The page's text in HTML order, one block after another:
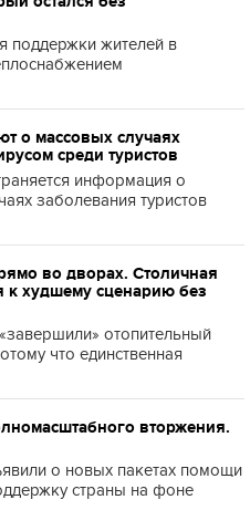
поддержки жителей в
о массовых случаях
среди туристов
информация о
заболевания туристов
во дворах. Столичная
к худшему сценарию без
отопительный
что единственная
вторжения.
о новых пакетах помощи
страны на фоне